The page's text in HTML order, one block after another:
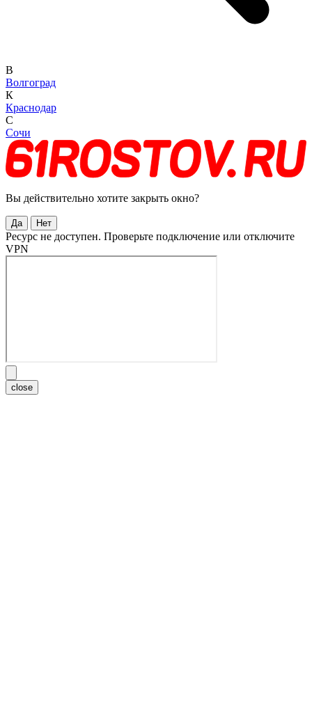
В
Волгоград
К
Краснодар
С
Сочи
Вы действительно хотите закрыть окно?
Да Нет
Ресурс не доступен. Проверьте подключение или отключите
VPN
close